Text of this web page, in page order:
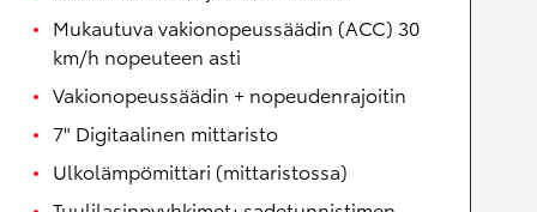
Mukautuva vakionopeussäädin (ACC) 30
km/h nopeuteen asti
Vakionopeussäädin + nopeudenrajoitin
7" Digitaalinen mittaristo
Ulkolämpömittari (mittaristossa)